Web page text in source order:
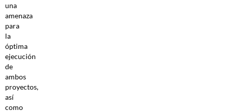
una
amenaza
para
la
óptima
ejecución
de
ambos
proyectos,
así
como